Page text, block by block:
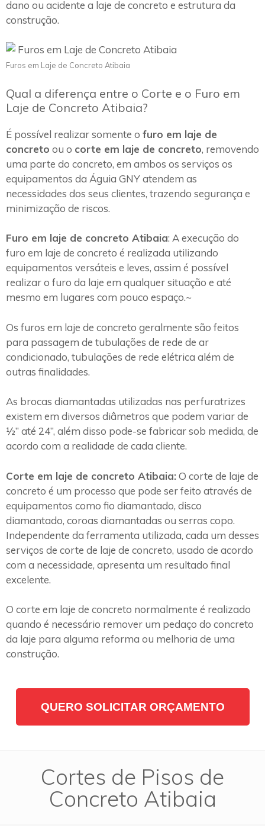
dano ou acidente a laje de concreto e estrutura da
construção.
Furos em Laje de Concreto Atibaia
Qual a diferença entre o Corte e o Furo em
Laje de Concreto Atibaia?
É possível realizar somente o furo em laje de
concreto ou o corte em laje de concreto, removendo
uma parte do concreto, em ambos os serviços os
equipamentos da Águia GNY atendem as
necessidades dos seus clientes, trazendo segurança e
minimização de riscos.
Furo em laje de concreto Atibaia: A execução do
furo em laje de concreto é realizada utilizando
equipamentos versáteis e leves, assim é possível
realizar o furo da laje em qualquer situação e até
mesmo em lugares com pouco espaço.~
Os furos em laje de concreto geralmente são feitos
para passagem de tubulações de rede de ar
condicionado, tubulações de rede elétrica além de
outras finalidades.
As brocas diamantadas utilizadas nas perfuratrizes
existem em diversos diâmetros que podem variar de
½” até 24”, além disso pode-se fabricar sob medida, de
acordo com a realidade de cada cliente.
Corte em laje de concreto Atibaia: O corte de laje de
concreto é um processo que pode ser feito através de
equipamentos como fio diamantado, disco
diamantado, coroas diamantadas ou serras copo.
Independente da ferramenta utilizada, cada um desses
serviços de corte de laje de concreto, usado de acordo
com a necessidade, apresenta um resultado final
excelente.
O corte em laje de concreto normalmente é realizado
quando é necessário remover um pedaço do concreto
da laje para alguma reforma ou melhoria de uma
construção.
QUERO SOLICITAR ORÇAMENTO
Cortes de Pisos de
Concreto Atibaia